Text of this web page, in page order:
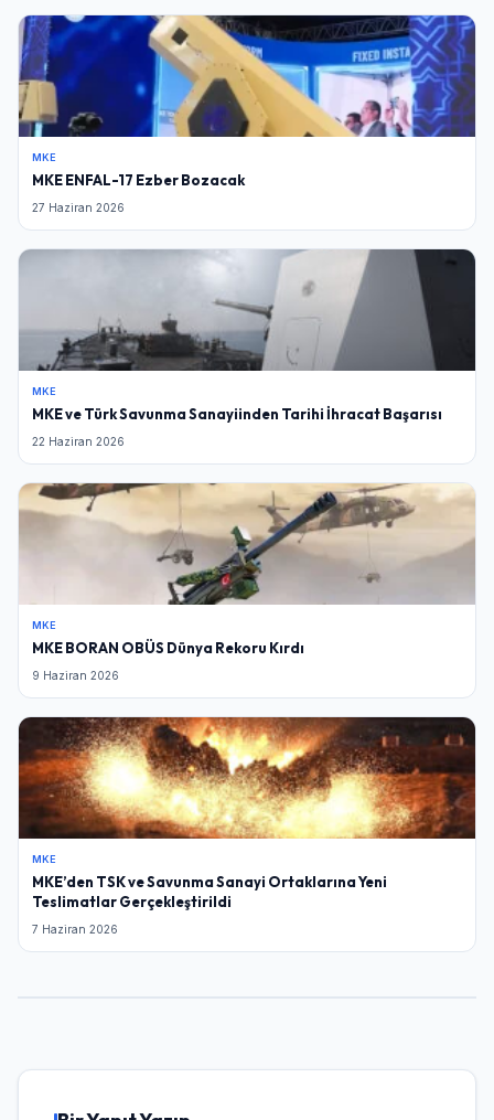
MKE
MKE ENFAL-17 Ezber Bozacak
27 Haziran 2026
MKE
MKE ve Türk Savunma Sanayiinden Tarihi İhracat Başarısı
22 Haziran 2026
MKE
MKE BORAN OBÜS Dünya Rekoru Kırdı
9 Haziran 2026
MKE
MKE’den TSK ve Savunma Sanayi Ortaklarına Yeni
Teslimatlar Gerçekleştirildi
7 Haziran 2026